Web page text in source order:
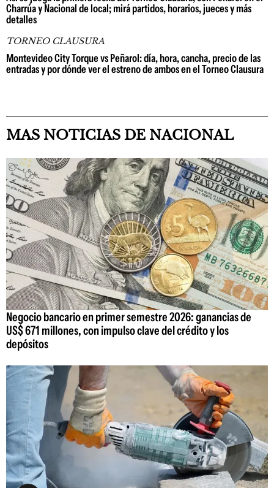
Charrúa y Nacional de local; mirá partidos, horarios, jueces y más
detalles
TORNEO CLAUSURA
Montevideo City Torque vs Peñarol: día, hora, cancha, precio de las
entradas y por dónde ver el estreno de ambos en el Torneo Clausura
MAS NOTICIAS DE NACIONAL
Negocio bancario en primer semestre 2026: ganancias de
US$ 671 millones, con impulso clave del crédito y los
depósitos